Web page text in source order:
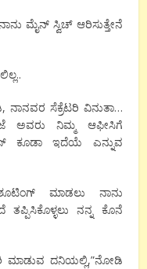
ಮೈನ್ ಸ್ವಿಚ್ ಆರಿಸುತ್ತೇನೆ
ನಾನವರ ಸೆಕ್ರೆಟರಿ ವಿನುತಾ…
ಅವರು ನಿಮ್ಮ ಆಫೀಸಿಗೆ
ಕೂಡಾ ಇದೆಯೆ ಎನ್ನುವ
ಮಾಡಲು ನಾನು
ತಪ್ಪಿಸಿಕೊಳ್ಳಲು ನನ್ನ ಕೊನೆ
ದನಿಯಲ್ಲಿ,”ನೋಡಿ